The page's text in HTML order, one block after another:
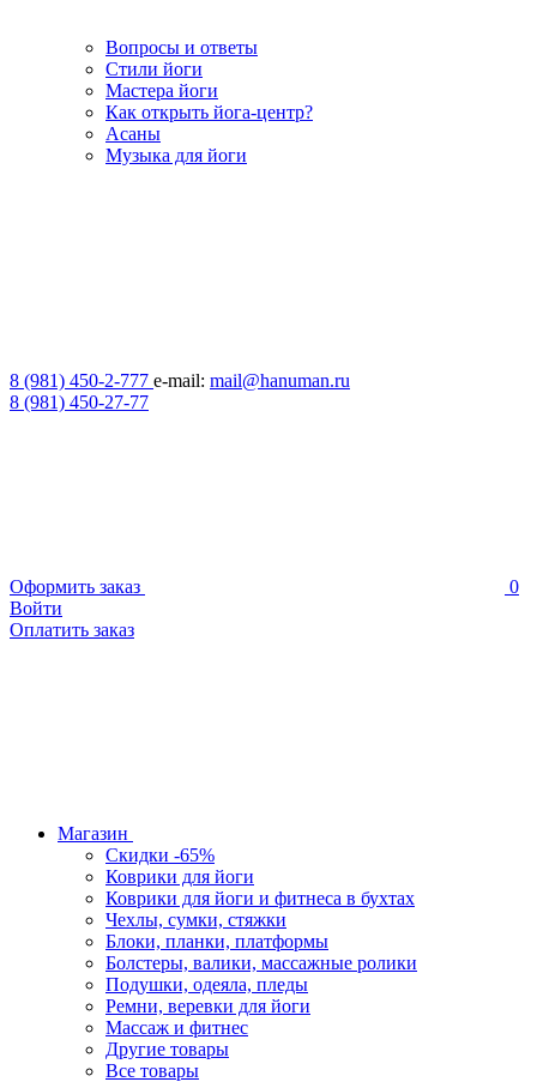
Вопросы и ответы
Стили йоги
Мастера йоги
Как открыть йога-центр?
Асаны
Музыка для йоги
8 (981) 450-2-777 e-mail: mail@hanuman.ru
8 (981) 450-27-77
Оформить заказ
0
Войти
Оплатить заказ
Магазин
Скидки -65%
Коврики для йоги
Коврики для йоги и фитнеса в бухтах
Чехлы, сумки, стяжки
Блоки, планки, платформы
Болстеры, валики, массажные ролики
Подушки, одеяла, пледы
Ремни, веревки для йоги
Массаж и фитнес
Другие товары
Все товары